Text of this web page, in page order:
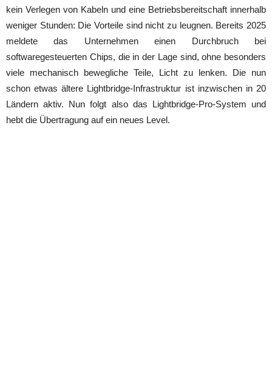
kein Verlegen von Kabeln und eine Betriebsbereitschaft innerhalb
weniger Stunden: Die Vorteile sind nicht zu leugnen. Bereits 2025
meldete das Unternehmen einen Durchbruch bei
softwaregesteuerten Chips, die in der Lage sind, ohne besonders
viele mechanisch bewegliche Teile, Licht zu lenken. Die nun
schon etwas ältere Lightbridge-Infrastruktur ist inzwischen in 20
Ländern aktiv. Nun folgt also das Lightbridge-Pro-System und
hebt die Übertragung auf ein neues Level.